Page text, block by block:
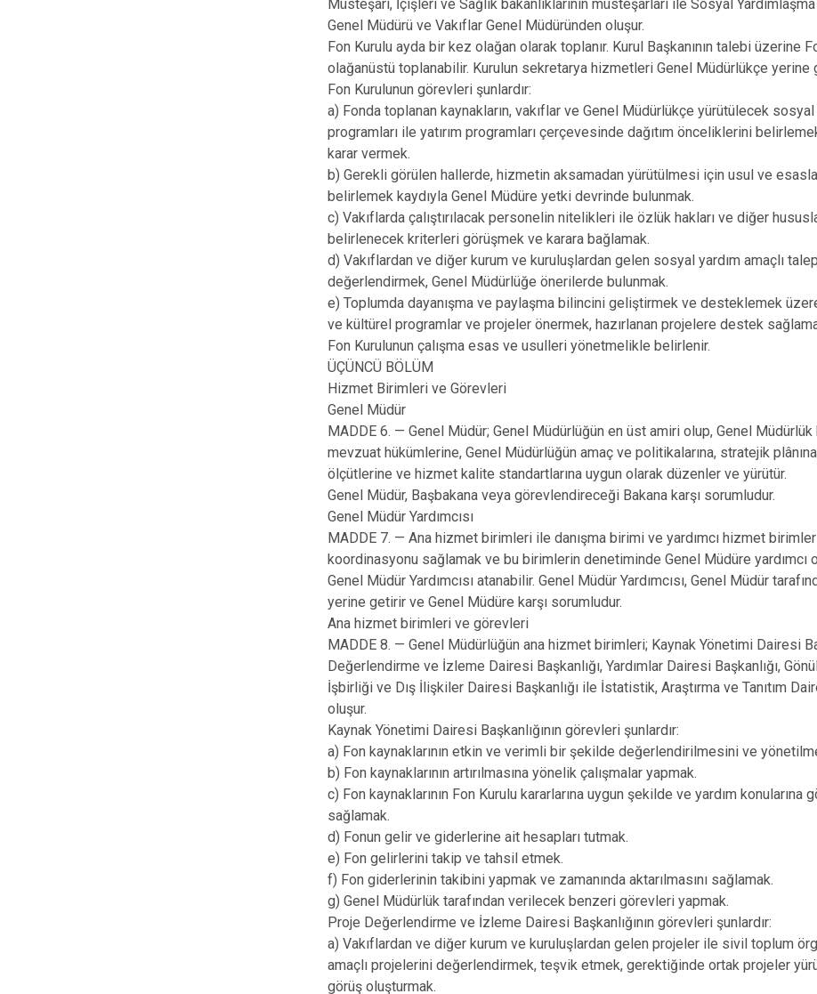
Müsteşarı, İçişleri ve Sağlık bakanlıklarının müsteşarları ile Sosyal
Genel Müdürü ve Vakıflar Genel Müdüründen oluşur.
Fon Kurulu ayda bir kez olağan olarak toplanır. Kurul Başkanının talebi üzerine
olağanüstü toplanabilir. Kurulun sekretarya hizmetleri Genel Müdürlükçe yerine
Fon Kurulunun görevleri şunlardır:
a) Fonda toplanan kaynakların, vakıflar ve Genel Müdürlükçe yürütülecek
programları ile yatırım programları çerçevesinde dağıtım önceliklerini
karar vermek.
b) Gerekli görülen hallerde, hizmetin aksamadan yürütülmesi için usul ve
belirlemek kaydıyla Genel Müdüre yetki devrinde bulunmak.
c) Vakıflarda çalıştırılacak personelin nitelikleri ile özlük hakları ve diğer
belirlenecek kriterleri görüşmek ve karara bağlamak.
d) Vakıflardan ve diğer kurum ve kuruluşlardan gelen sosyal yardım amaçlı
değerlendirmek, Genel Müdürlüğe önerilerde bulunmak.
e) Toplumda dayanışma ve paylaşma bilincini geliştirmek ve desteklemek
ve kültürel programlar ve projeler önermek, hazırlanan projelere destek
Fon Kurulunun çalışma esas ve usulleri yönetmelikle belirlenir.
ÜÇÜNCÜ BÖLÜM
Hizmet Birimleri ve Görevleri
Genel Müdür
MADDE 6. — Genel Müdür; Genel Müdürlüğün en üst amiri olup, Genel
mevzuat hükümlerine, Genel Müdürlüğün amaç ve politikalarına, stratejik
ölçütlerine ve hizmet kalite standartlarına uygun olarak düzenler ve yürütür.
Genel Müdür, Başbakana veya görevlendireceği Bakana karşı sorumludur.
Genel Müdür Yardımcısı
MADDE 7. — Ana hizmet birimleri ile danışma birimi ve yardımcı hizmet
koordinasyonu sağlamak ve bu birimlerin denetiminde Genel Müdüre yardımcı
Genel Müdür Yardımcısı atanabilir. Genel Müdür Yardımcısı, Genel Müdür
yerine getirir ve Genel Müdüre karşı sorumludur.
Ana hizmet birimleri ve görevleri
MADDE 8. — Genel Müdürlüğün ana hizmet birimleri; Kaynak Yönetimi Dairesi
Değerlendirme ve İzleme Dairesi Başkanlığı, Yardımlar Dairesi Başkanlığı,
İşbirliği ve Dış İlişkiler Dairesi Başkanlığı ile İstatistik, Araştırma ve Tanıtım
oluşur.
Kaynak Yönetimi Dairesi Başkanlığının görevleri şunlardır:
a) Fon kaynaklarının etkin ve verimli bir şekilde değerlendirilmesini ve
b) Fon kaynaklarının artırılmasına yönelik çalışmalar yapmak.
c) Fon kaynaklarının Fon Kurulu kararlarına uygun şekilde ve yardım konularına
sağlamak.
d) Fonun gelir ve giderlerine ait hesapları tutmak.
e) Fon gelirlerini takip ve tahsil etmek.
f) Fon giderlerinin takibini yapmak ve zamanında aktarılmasını sağlamak.
g) Genel Müdürlük tarafından verilecek benzeri görevleri yapmak.
Proje Değerlendirme ve İzleme Dairesi Başkanlığının görevleri şunlardır:
a) Vakıflardan ve diğer kurum ve kuruluşlardan gelen projeler ile sivil toplum
amaçlı projelerini değerlendirmek, teşvik etmek, gerektiğinde ortak projeler
görüş oluşturmak.